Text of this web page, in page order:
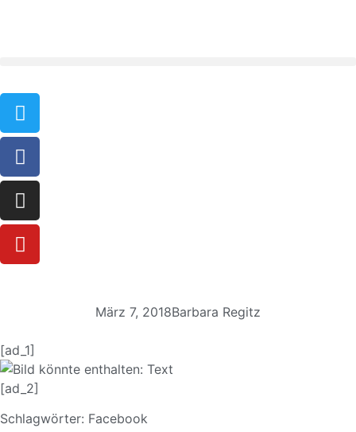
März 7, 2018Barbara Regitz
[ad_1]
[ad_2]
Schlagwörter: Facebook